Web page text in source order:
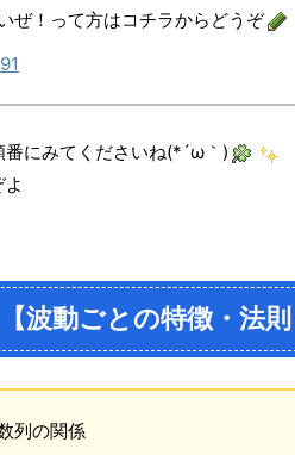
ぜ！って方はコチラからどうぞ
にみてくださいね(*´ω｀)
波動ごとの特徴・法
列の関係